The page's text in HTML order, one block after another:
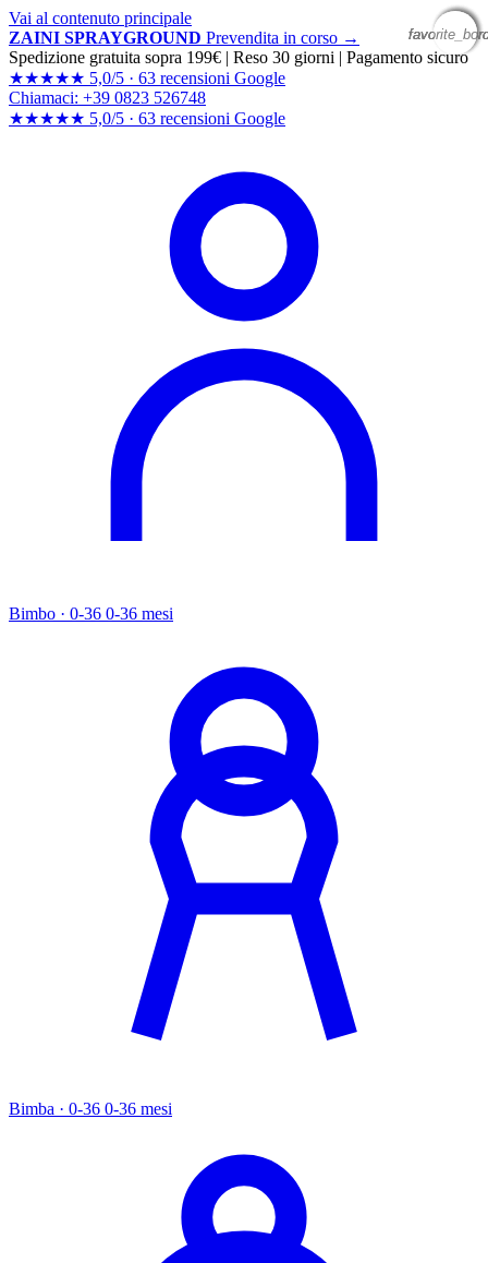
Vai al contenuto principale
ZAINI SPRAYGROUND Prevendita in corso →
Spedizione gratuita sopra 199€ | Reso 30 giorni | Pagamento sicuro
★★★★★ 5,0/5 · 63 recensioni Google
Chiamaci: +39 0823 526748
★★★★★ 5,0/5 · 63 recensioni Google
Bimbo · 0-36 0-36 mesi
Bimba · 0-36 0-36 mesi